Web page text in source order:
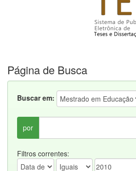
Página de Busca
Buscar em:
por
Filtros correntes: